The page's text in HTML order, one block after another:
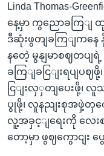
Linda Thomas-
နေ့မှာ ကွညောခကြျ ထု
ဒီဆုံးဖွတျခကြျကနေ
နတေဲ့ မွနျမာစဈတပျ
ခကြျခငြျးရပျပဈ
ငြျးလှှတျပေးဖို့၊ လူ
ပွုဖို့၊ လူနညျးစုအဖှဲ့တှ
လူ့အခှင့ျရေးကို လေး
တော့မှာ ဖွဈကွောငျး ပွ